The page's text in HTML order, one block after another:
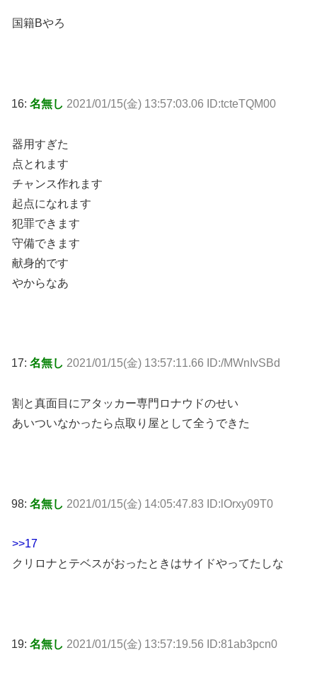
国籍Bやろ
16: 名無し 2021/01/15(金) 13:57:03.06 ID:tcteTQM00
器用すぎた
点とれます
チャンス作れます
起点になれます
犯罪できます
守備できます
献身的です
やからなあ
17: 名無し 2021/01/15(金) 13:57:11.66 ID:/MWnIvSBd
割と真面目にアタッカー専門ロナウドのせい
あいついなかったら点取り屋として全うできた
98: 名無し 2021/01/15(金) 14:05:47.83 ID:lOrxy09T0
>>17
クリロナとテベスがおったときはサイドやってたしな
19: 名無し 2021/01/15(金) 13:57:19.56 ID:81ab3pcn0